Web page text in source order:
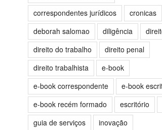
correspondentes jurídicos
cronicas
deborah salomao
diligência
direito do trabalho
direito penal
direito trabalhista
e-book
e-book correspondente
e-book
e-book recém formado
escritório
guia de serviços
inovação